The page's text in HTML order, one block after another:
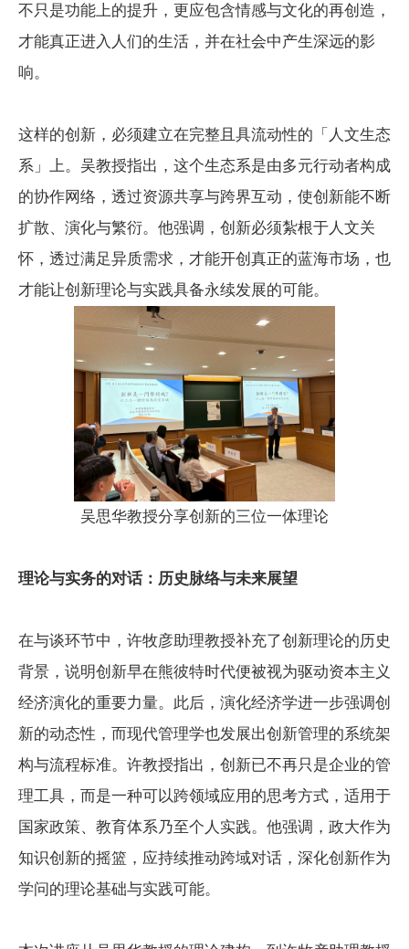
不只是功能上的提升，更应包含情感与文化的再创造，
才能真正进入人们的生活，并在社会中产生深远的影
响。
这样的创新，必须建立在完整且具流动性的「人文生态
系」上。吴教授指出，这个生态系是由多元行动者构成
的协作网络，透过资源共享与跨界互动，使创新能不断
扩散、演化与繁衍。他强调，创新必须紮根于人文关
怀，透过满足异质需求，才能开创真正的蓝海市场，也
才能让创新理论与实践具备永续发展的可能。
吴思华教授分享创新的三位一体理论
理论与实务的对话：历史脉络与未来展望
在与谈环节中，许牧彦助理教授补充了创新理论的历史
背景，说明创新早在熊彼特时代便被视为驱动资本主义
经济演化的重要力量。此后，演化经济学进一步强调创
新的动态性，而现代管理学也发展出创新管理的系统架
构与流程标准。许教授指出，创新已不再只是企业的管
理工具，而是一种可以跨领域应用的思考方式，适用于
国家政策、教育体系乃至个人实践。他强调，政大作为
知识创新的摇篮，应持续推动跨域对话，深化创新作为
学问的理论基础与实践可能。